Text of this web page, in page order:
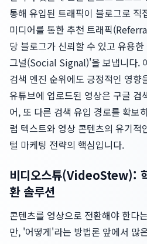
통해 유입된 트래픽이 블로그로 직
미디어를 통한 추천 트래픽
당 블로그가 신뢰할 수 있고 유용
그널(Social Signal)'을 보냅니다.
검색 엔진 순위에도 긍정적인 영향
유튜브에 업로드된 영상은 구글 검
어, 또 다른 검색 유입 경로를 확보
럼 텍스트와 영상 콘텐츠의 유기적
털 마케팅 전략의 핵심입니다.
비디오스튜(VideoStew):
환 솔루션
콘텐츠를 영상으로 전환해야 한다
만, '어떻게'라는 방법론 앞에서 많